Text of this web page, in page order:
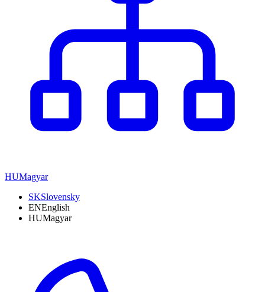
HUMagyar
SKSlovensky
ENEnglish
HUMagyar